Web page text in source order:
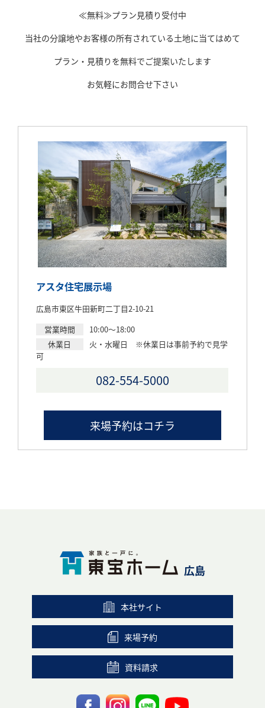
≪無料≫プラン見積り受付中
当社の分譲地やお客様の所有されている土地に当てはめて
プラン・見積りを無料でご提案いたします
お気軽にお問合せ下さい
アスタ住宅展示場
広島市東区牛田新町二丁目2-10-21
営業時間
10:00～18:00
休業日
火・水曜日 ※休業日は事前予約で見学
可
082-554-5000
来場予約はコチラ
広島
本社サイト
来場予約
資料請求